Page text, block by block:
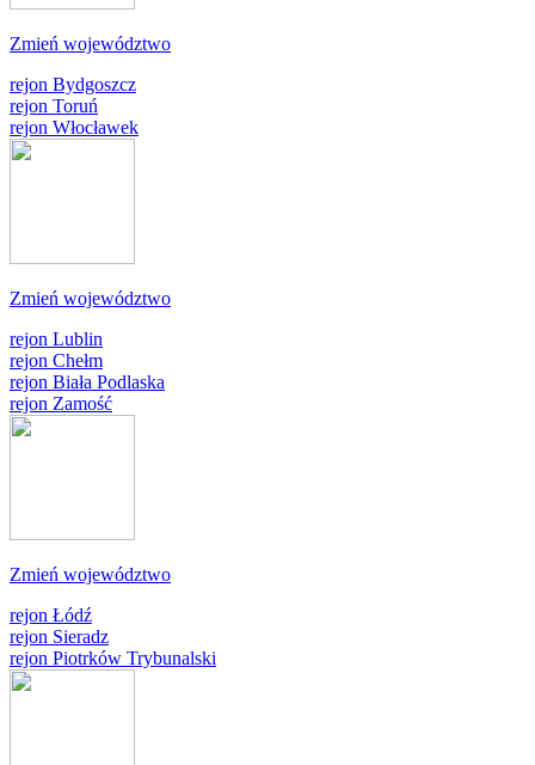
Zmień województwo
rejon Bydgoszcz
rejon Toruń
rejon Włocławek
Zmień województwo
rejon Lublin
rejon Chełm
rejon Biała Podlaska
rejon Zamość
Zmień województwo
rejon Łódź
rejon Sieradz
rejon Piotrków Trybunalski